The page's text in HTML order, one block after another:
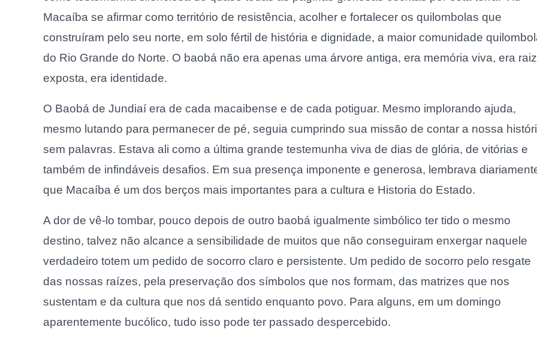
Macaíba se afirmar como território de resistência, acolher e fortalecer os quilombolas que
construíram pelo seu norte, em solo fértil de história e dignidade, a maior comunidade
do Rio Grande do Norte. O baobá não era apenas uma árvore antiga, era memória viva, era raiz
exposta, era identidade.
O Baobá de Jundiaí era de cada macaibense e de cada potiguar. Mesmo implorando ajuda,
mesmo lutando para permanecer de pé, seguia cumprindo sua missão de contar a nossa
sem palavras. Estava ali como a última grande testemunha viva de dias de glória, de vitórias e
também de infindáveis desafios. Em sua presença imponente e generosa, lembrava
que Macaíba é um dos berços mais importantes para a cultura e Historia do Estado.
A dor de vê-lo tombar, pouco depois de outro baobá igualmente simbólico ter tido o mesmo
destino, talvez não alcance a sensibilidade de muitos que não conseguiram enxergar naquele
verdadeiro totem um pedido de socorro claro e persistente. Um pedido de socorro pelo resgate
das nossas raízes, pela preservação dos símbolos que nos formam, das matrizes que nos
sustentam e da cultura que nos dá sentido enquanto povo. Para alguns, em um domingo
aparentemente bucólico, tudo isso pode ter passado despercebido.